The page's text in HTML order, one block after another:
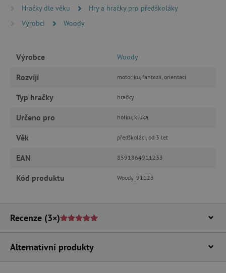
Hračky dle věku
Hry a hračky pro předškoláky
Výrobci
Woody
Výrobce Woody
Rozvíjí motoriku, fantazii, orientaci
Typ hračky hračky
Určeno pro holku, kluka
Věk předškoláci, od 3 let
EAN 8591864911233
Kód produktu Woody_91123
Recenze (3×)
Alternativní produkty
MARKETINGOVÉ COOKIES
Nezbytně nutné cookies
Marketingové cookies
základní funkce webových stránek, jako je
přihlášení uživatele a správa účtu. Webové
Název
.vimeo.com